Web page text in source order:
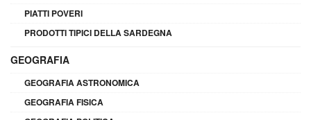
PIATTI POVERI
PRODOTTI TIPICI DELLA SARDEGNA
GEOGRAFIA
GEOGRAFIA ASTRONOMICA
GEOGRAFIA FISICA